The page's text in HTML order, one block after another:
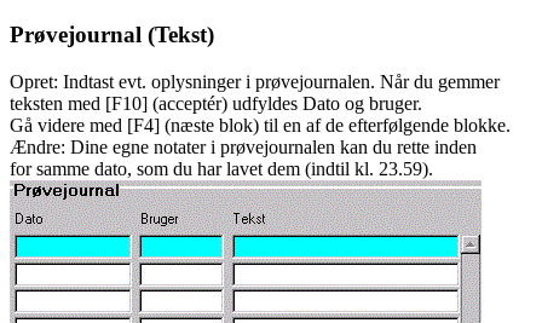
Prøvejournal (Tekst)
Opret: Indtast evt. oplysninger i prøvejournalen. Når du gemmer
teksten med [F10] (acceptér) udfyldes Dato og bruger.
Gå videre med [F4] (næste blok) til en af de efterfølgende blokke.
Ændre: Dine egne notater i prøvejournalen kan du rette inden
for samme dato, som du har lavet dem (indtil kl. 23.59).